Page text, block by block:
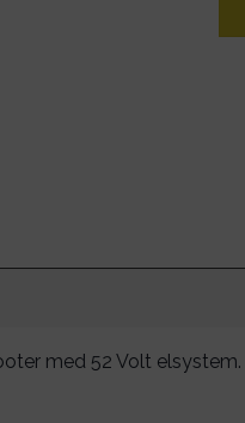
med 52 Volt elsystem.